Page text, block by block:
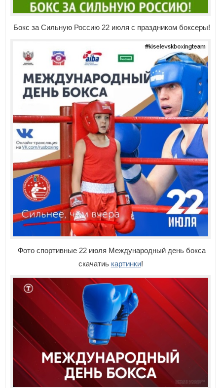
Бокс за Сильную Россию 22 июля с праздником боксеры!
Фото спортивные 22 июля Международный день бокса
скачатиь картинки!